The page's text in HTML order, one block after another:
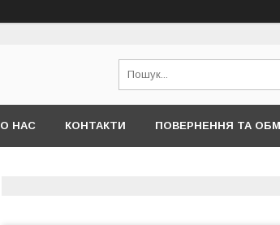
НАС КОНТАКТИ ПОВЕРНЕННЯ ТА